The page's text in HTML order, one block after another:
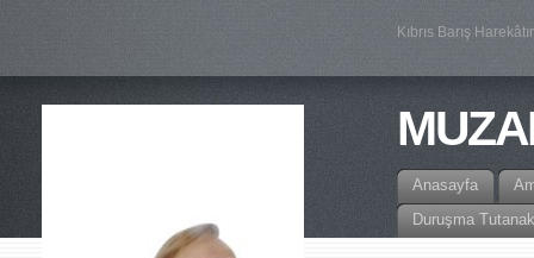
Kıbrıs Barış
Anasayfa
Duruşma